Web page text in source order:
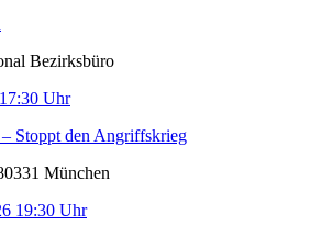
Bezirksbüro
Uhr
Stoppt den Angriffskrieg
München
19:30 Uhr